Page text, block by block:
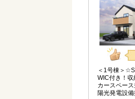
＜1号棟＞
WIC付き！
カースペー
陽光発電設